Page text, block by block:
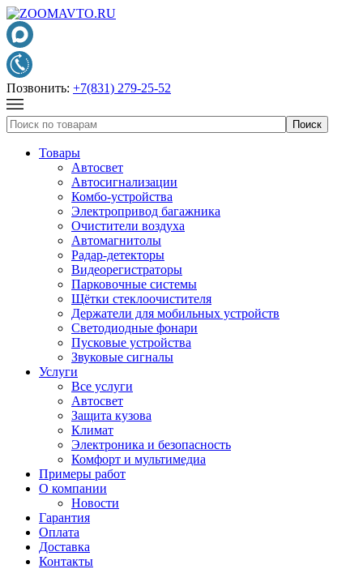
Позвонить: +7(831) 279-25-52
Товары
Автосвет
Автосигнализации
Комбо-устройства
Электропривод багажника
Очистители воздуха
Автомагнитолы
Радар-детекторы
Видеорегистраторы
Парковочные системы
Щётки стеклоочистителя
Держатели для мобильных устройств
Светодиодные фонари
Пусковые устройства
Звуковые сигналы
Услуги
Все услуги
Автосвет
Защита кузова
Климат
Электроника и безопасность
Комфорт и мультимедиа
Примеры работ
О компании
Новости
Гарантия
Оплата
Доставка
Контакты